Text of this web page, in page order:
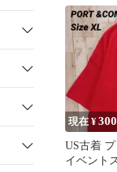
現在 ¥300
US古着
イベント